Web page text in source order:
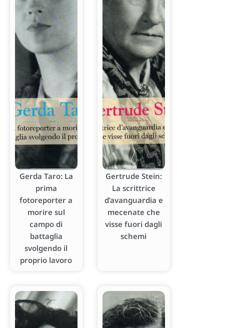
Gerda Taro: La
prima
fotoreporter a
morire sul
campo di
battaglia
svolgendo il
proprio lavoro
Gertrude Stein:
La scrittrice
d’avanguardia e
mecenate che
visse fuori dagli
schemi